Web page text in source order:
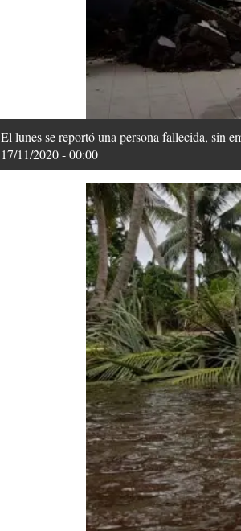
El lunes se reportó una persona fallecida, sin
17/11/2020 - 00:00